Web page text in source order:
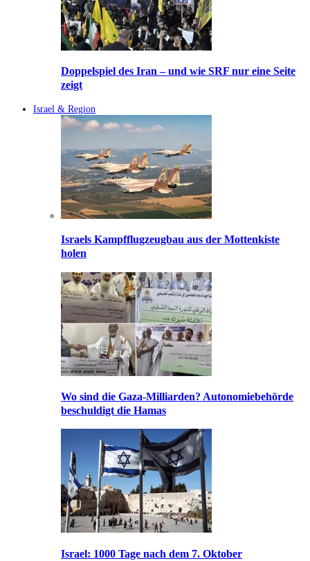
Doppelspiel des Iran – und wie SRF nur eine Seite
zeigt
Israel & Region
Israels Kampfflugzeugbau aus der Mottenkiste
holen
Wo sind die Gaza-Milliarden? Autonomiebehörde
beschuldigt die Hamas
Israel: 1000 Tage nach dem 7. Oktober